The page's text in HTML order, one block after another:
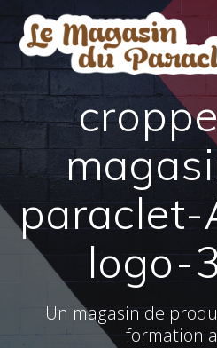
paraclet-
logo-
Un magasin de
formation